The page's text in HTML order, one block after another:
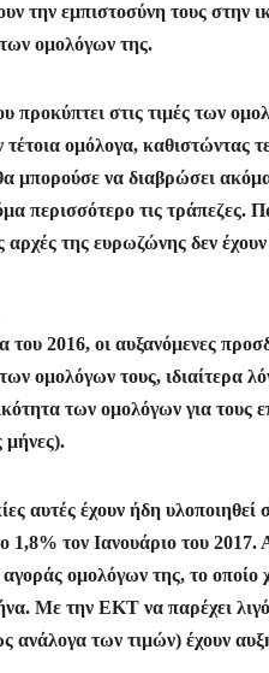
την εμπιστοσύνη τους στην
ομολόγων της.
στις τιμές των
τέτοια ομόλογα, καθιστώντας
μπορούσε να διαβρώσει
περισσότερο τις τράπεζες.
αρχές της ευρωζώνης δεν
του 2016, οι αυξανόμενες
ομολόγων τους, ιδιαίτερα
των ομολόγων για τους
μήνες).
αυτές έχουν ήδη
1,8% τον Ιανουάριο του
ομολόγων της, το οποίο
Με την ΕΚΤ να παρέχει
ανάλογα των τιμών) έχουν